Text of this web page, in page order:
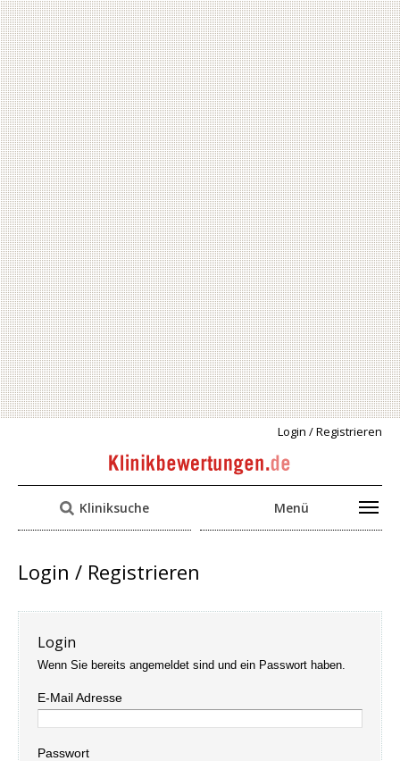
Login / Registrieren
Kliniksuche Menü
Login / Registrieren
Login
Wenn Sie bereits angemeldet sind und ein Passwort haben.
E-Mail Adresse
Passwort